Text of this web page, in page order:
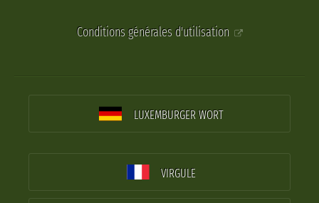
Conditions générales d'utilisation
LUXEMBURGER WORT
VIRGULE